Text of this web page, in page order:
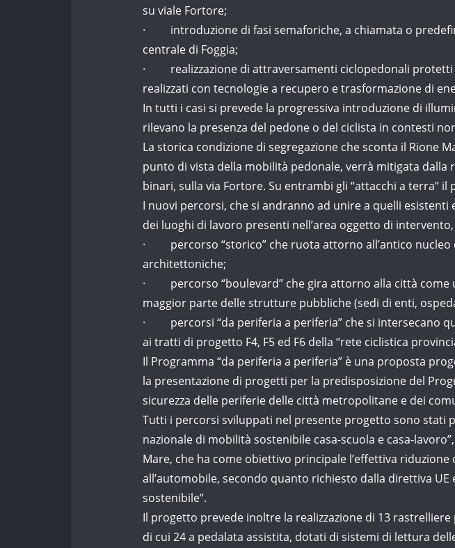
su viale Fortore;
· introduzione di fasi semaforiche, a chiamata o
centrale di Foggia;
· realizzazione di attraversamenti ciclopedonali protetti
realizzati con tecnologie a recupero e trasformazione di
In tutti i casi si prevede la progressiva introduzione di
rilevano la presenza del pedone o del ciclista in contesti
La storica condizione di segregazione che sconta il Rione
punto di vista della mobilità pedonale, verrà mitigata dalla
binari, sulla via Fortore. Su entrambi gli “attacchi a terra”
I nuovi percorsi, che si andranno ad unire a quelli
dei luoghi di lavoro presenti nell’area oggetto di
· percorso “storico” che ruota attorno all’antico nucleo
architettoniche;
· percorso “boulevard” che gira attorno alla città come
maggior parte delle strutture pubbliche (sedi di enti,
· percorsi “da periferia a periferia” che si intersecano
ai tratti di progetto F4, F5 ed F6 della “rete ciclistica
Il Programma “da periferia a periferia” è una proposta
la presentazione di progetti per la predisposizione del
sicurezza delle periferie delle città metropolitane e dei
Tutti i percorsi sviluppati nel presente progetto sono stati
nazionale di mobilità sostenibile casa-scuola e casa-
Mare, che ha come obiettivo principale l’effettiva
all’automobile, secondo quanto richiesto dalla direttiva
sostenibile”.
Il progetto prevede inoltre la realizzazione di 13
di cui 24 a pedalata assistita, dotati di sistemi di lettura